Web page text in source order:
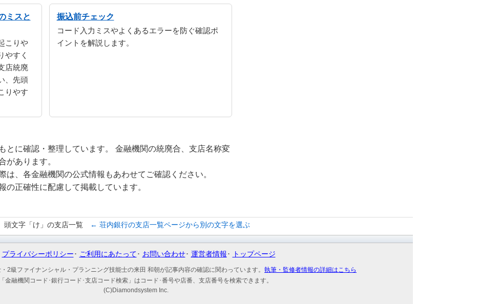
ミスと
こりや
やすく
店統廃
、先頭
りやす
振込前チェック
コード入力ミスやよくあるエラーを防ぐ確認ポ
イントを解説します。
とに確認・整理しています。 金融機関の統廃合、支店名称変
があります。
、各金融機関の公式情報もあわせてご確認ください。
正確性に配慮して掲載しています。
頭文字「け」の支店一覧 ← 荘内銀行の支店一覧ページから別の文字を選ぶ
プライバシーポリシー ご利用にあたって お問い合わせ 運営者情報 トップページ
2級ファイナンシャル・プランニング技能士の来田 和朝が記事内容の確認に関わっています。 執筆・監修者情報の詳細はこちら
「金融機関コード･銀行コード･支店コード検索」はコード･番号や店番、支店番号を検索できます。
(C)Diamondsystem Inc.